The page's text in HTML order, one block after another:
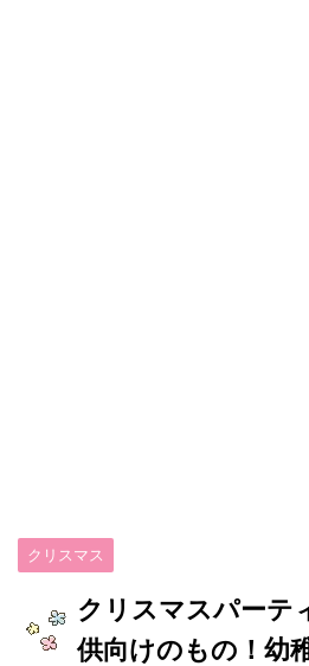
クリスマス
クリスマスパーテ
供向けのもの！幼